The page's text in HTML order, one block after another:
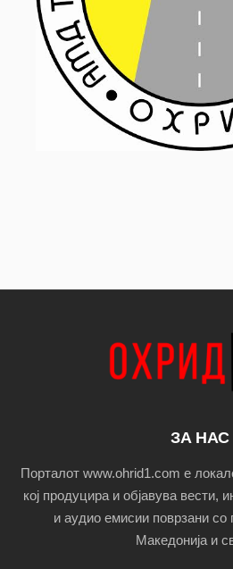
ЗА НАС
Порталот www.ohrid1.com е
кој продуцира и објавува вести,
и аудио емисии поврзани со
Македонија и